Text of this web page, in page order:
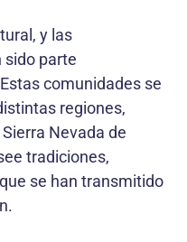
y las
sido parte
comunidades se
regiones,
Nevada de
tradiciones,
se han transmitido